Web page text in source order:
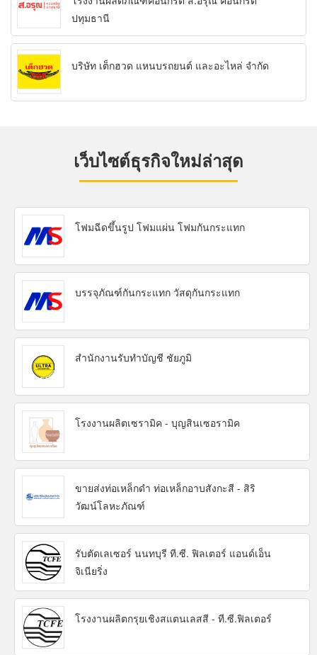
ปทุมธานี
บริษัท เต็กฮวด แหนบรถยนต์ และอะไหล่ จำกัด
เว็บไซต์ธุรกิจใหม่ล่าสุด
โฟมฉีดขึ้นรูป โฟมแผ่น โฟมกันกระแทก
บรรจุภัณฑ์กันกระแทก วัสดุกันกระแทก
สำนักงานรับทำบัญชี ชัยภูมิ
โรงงานผลิตเซรามิค - บุญสินเซอรามิค
ขายส่งท่อเหล็กดำ ท่อเหล็กอาบสังกะสี - สิริ
วัฒน์โลหะภัณฑ์
รับตัดเลเซอร์ นนทบุรี ที.ซี. ฟิลเตอร์ แอนด์เอ็น
จิเนียริ่ง
โรงงานผลิตกรุยเชิงสแตนเลสสี - ที.ซี.ฟิลเตอร์